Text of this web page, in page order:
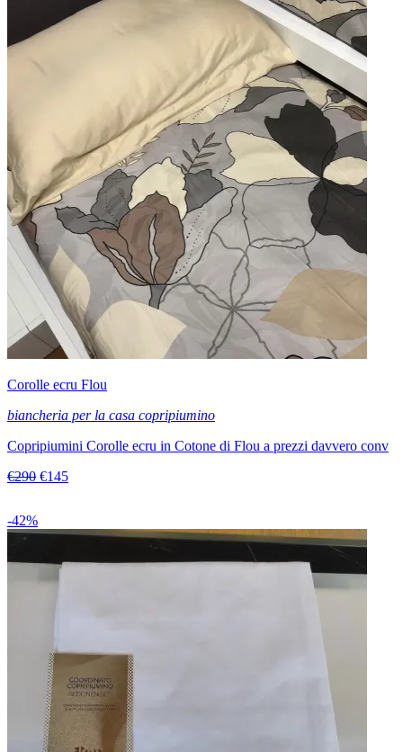
Corolle ecru Flou
biancheria per la casa copripiumino
Copripiumini Corolle ecru in Cotone di Flou a prezzi davvero conv
€290 €145
-42%